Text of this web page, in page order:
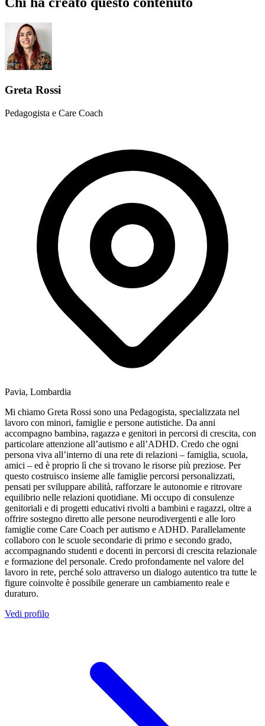
Greta Rossi
Pedagogista e Care Coach
Pavia, Lombardia
Mi chiamo Greta Rossi sono una Pedagogista, specializzata nel
lavoro con minori, famiglie e persone autistiche. Da anni
accompagno bambinə, ragazzə e genitori in percorsi di crescita, con
particolare attenzione all’autismo e all’ADHD. Credo che ogni
persona viva all’interno di una rete di relazioni – famiglia, scuola,
amici – ed è proprio lì che si trovano le risorse più preziose. Per
questo costruisco insieme alle famiglie percorsi personalizzati,
pensati per sviluppare abilità, rafforzare le autonomie e ritrovare
equilibrio nelle relazioni quotidiane. Mi occupo di consulenze
genitoriali e di progetti educativi rivolti a bambini e ragazzi, oltre a
offrire sostegno diretto alle persone neurodivergenti e alle loro
famiglie come Care Coach per autismo e ADHD. Parallelamente
collaboro con le scuole secondarie di primo e secondo grado,
accompagnando studenti e docenti in percorsi di crescita relazionale
e formazione del personale. Credo profondamente nel valore del
lavoro in rete, perché solo attraverso un dialogo autentico tra tutte le
figure coinvolte è possibile generare un cambiamento reale e
duraturo.
Vedi profilo